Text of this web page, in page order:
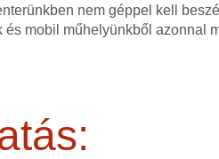
nem géppel kell
mobil műhelyünkből azonnal